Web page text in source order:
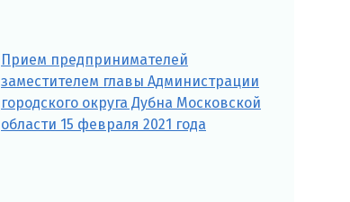
Прием предпринимателей
заместителем главы Администрации
городского округа Дубна Московской
области 15 февраля 2021 года